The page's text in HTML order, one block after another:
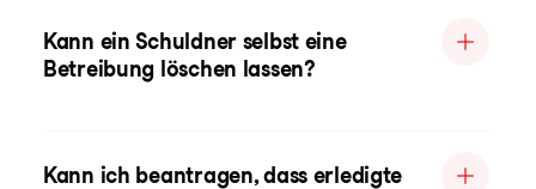
Kann ein Schuldner selbst eine
Betreibung löschen lassen?
Kann ich beantragen, dass erledigte